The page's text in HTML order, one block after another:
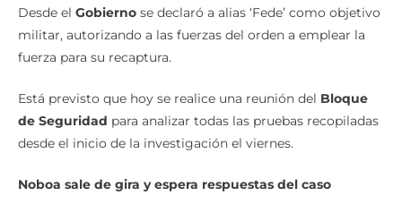
Desde el Gobierno se declaró a alias ‘Fede’ como objetivo
militar, autorizando a las fuerzas del orden a emplear la
fuerza para su recaptura.
Está previsto que hoy se realice una reunión del Bloque
de Seguridad para analizar todas las pruebas recopiladas
desde el inicio de la investigación el viernes.
Noboa sale de gira y espera respuestas del caso